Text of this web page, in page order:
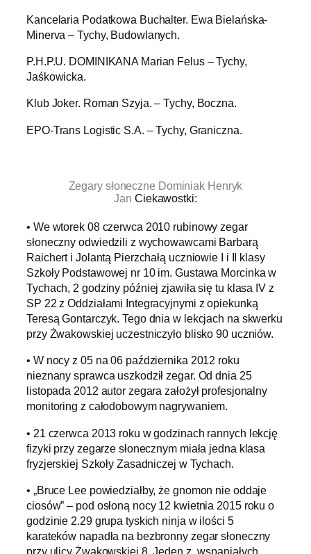
Kancelaria Podatkowa Buchalter. Ewa Bielańska-
Minerva – Tychy, Budowlanych.
P.H.P.U. DOMINIKANA Marian Felus – Tychy,
Jaśkowicka.
Klub Joker. Roman Szyja. – Tychy, Boczna.
EPO-Trans Logistic S.A. – Tychy, Graniczna.
Zegary słoneczne Dominiak Henryk
Jan Ciekawostki:
• We wtorek 08 czerwca 2010 rubinowy zegar
słoneczny odwiedzili z wychowawcami Barbarą
Raichert i Jolantą Pierzchałą uczniowie I i II klasy
Szkoły Podstawowej nr 10 im. Gustawa Morcinka w
Tychach, 2 godziny później zjawiła się tu klasa IV z
SP 22 z Oddziałami Integracyjnymi z opiekunką
Teresą Gontarczyk. Tego dnia w lekcjach na skwerku
przy Żwakowskiej uczestniczyło blisko 90 uczniów.
• W nocy z 05 na 06 października 2012 roku
nieznany sprawca uszkodził zegar. Od dnia 25
listopada 2012 autor zegara założył profesjonalny
monitoring z całodobowym nagrywaniem.
• 21 czerwca 2013 roku w godzinach rannych lekcję
fizyki przy zegarze słonecznym miała jedna klasa
fryzjerskiej Szkoły Zasadniczej w Tychach.
• „Bruce Lee powiedziałby, że gnomon nie oddaje
ciosów” – pod osłoną nocy 12 kwietnia 2015 roku o
godzinie 2.29 grupa tyskich ninja w ilości 5
karateków napadła na bezbronny zegar słoneczny
przy ulicy Żwakowskiej 8. Jeden z „wspaniałych